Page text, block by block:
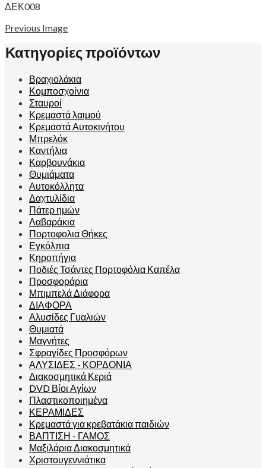
ΔΕΚ008
Previous Image
Κατηγορίες προϊόντων
Βραχιολάκια
Κομποσχοίνια
Σταυροί
Κρεμαστά λαιμού
Κρεμαστά Αυτοκινήτου
Μπρελόκ
Καντήλια
Καρβουνάκια
Θυμιάματα
Αυτοκόλλητα
Δαχτυλίδια
Πάτερ ημών
Λαβαράκια
Πορτοφολια Θήκες
Εγκόλπια
Κηροπήγια
Ποδιές Τσάντες Πορτοφόλια Καπέλα
Προσφοράρια
Μπιμπελά Διάφορα
ΔΙΑΦΟΡΑ
Αλυσίδες Γυαλιών
Θυμιατά
Μαγνήτες
Σφραγίδες Προσφόρων
ΑΛΥΣΙΔΕΣ - ΚΟΡΔΟΝΙΑ
Διακοσμητικά Κεριά
DVD Βίοι Αγίων
Πλαστικοποιημένα
ΚΕΡΑΜΙΔΕΣ
Κρεμαστά για κρεβατάκια παιδιών
ΒΑΠΤΙΣΗ - ΓΑΜΟΣ
Μαξιλάρια Διακοσμητικά
Χριστουγεννιάτικα